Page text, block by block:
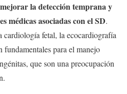
la detección temprana y
médicas asociadas con el SD.
cardiología fetal, la ecocardiografía
fundamentales para el manejo
que son una preocupación